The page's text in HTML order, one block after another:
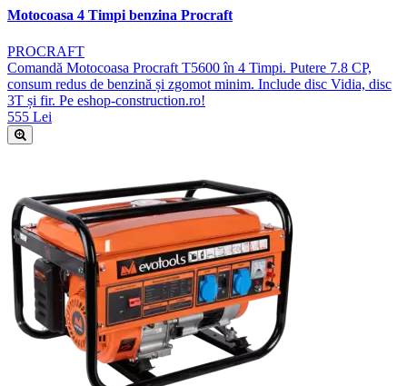
Motocoasa 4 Timpi benzina Procraft
PROCRAFT
Comandă Motocoasa Procraft T5600 în 4 Timpi. Putere 7.8 CP,
consum redus de benzină și zgomot minim. Include disc Vidia, disc
3T și fir. Pe eshop-construction.ro!
555 Lei